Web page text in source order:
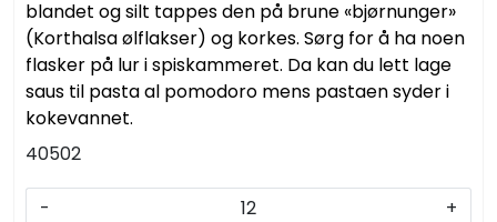
blandet og silt tappes den på brune «bjørnunger»
(Korthalsa ølflakser) og korkes. Sørg for å ha noen
flasker på lur i spiskammeret. Da kan du lett lage
saus til pasta al pomodoro mens pastaen syder i
kokevannet.
40502
-
+